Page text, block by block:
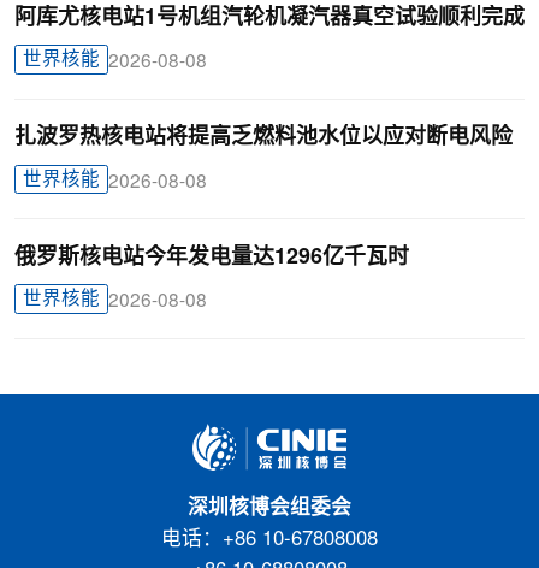
阿库尤核电站1号机组汽轮机凝汽器真空试验顺利完成
世界核能 2026-08-08
扎波罗热核电站将提高乏燃料池水位以应对断电风险
世界核能 2026-08-08
俄罗斯核电站今年发电量达1296亿千瓦时
世界核能 2026-08-08
深圳核博会组委会
电话：+86 10-67808008